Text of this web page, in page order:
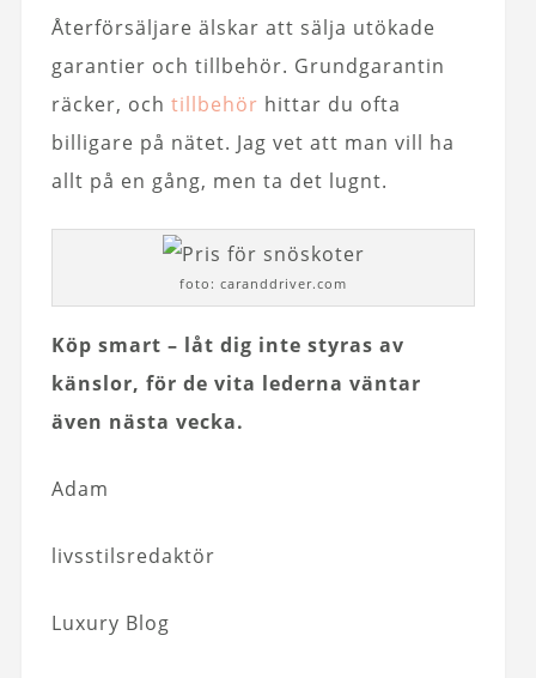
Återförsäljare älskar att sälja utökade
garantier och tillbehör. Grundgarantin
räcker, och tillbehör hittar du ofta
billigare på nätet. Jag vet att man vill ha
allt på en gång, men ta det lugnt.
foto: caranddriver.com
Köp smart – låt dig inte styras av
känslor, för de vita lederna väntar
även nästa vecka.
Adam
livsstilsredaktör
Luxury Blog